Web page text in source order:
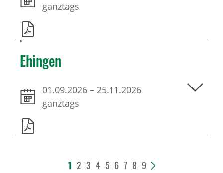
ganztags
Ehingen
01.09.2026 – 25.11.2026
ganztags
1 2 3 4 5 6 7 8 9 >